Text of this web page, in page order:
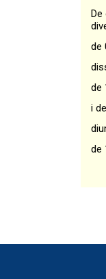
De
de
de
i
de